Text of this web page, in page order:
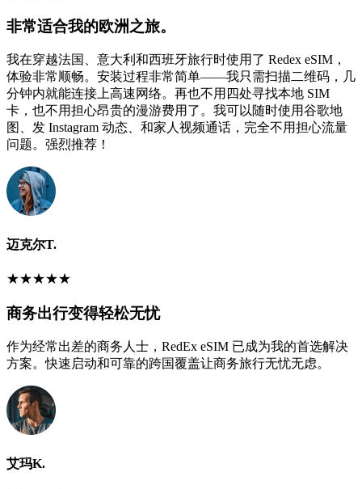
非常适合我的欧洲之旅。
我在穿越法国、意大利和西班牙旅行时使用了 Redex eSIM，
体验非常顺畅。安装过程非常简单——我只需扫描二维码，几
分钟内就能连接上高速网络。再也不用四处寻找本地 SIM
卡，也不用担心昂贵的漫游费用了。我可以随时使用谷歌地
图、发 Instagram 动态、和家人视频通话，完全不用担心流量
问题。强烈推荐！
迈克尔T.
★★★★★
商务出行变得轻松无忧
作为经常出差的商务人士，RedEx eSIM 已成为我的首选解决
方案。快速启动和可靠的跨国覆盖让商务旅行无忧无虑。
艾玛K.